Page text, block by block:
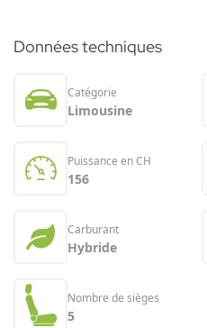
Données techniques
Catégorie
Limousine
Puissance en CH
156
Carburant
Hybride
Nombre de sièges
5